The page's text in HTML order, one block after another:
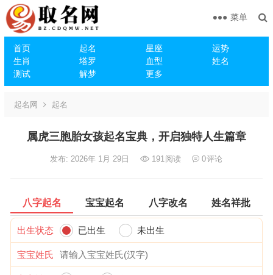
首页 起名 星座
运势
生肖
塔罗 血型
姓名
测试
解梦 更多
菜单
起名网 起名
属虎三胞胎女孩起名宝典，开启独特人生篇章
发布: 2026年 1月 29日 191阅读 0评论
八字起名 宝宝起名 八字改名 姓名祥批
出生状态 已出生 未出生
宝宝姓氏